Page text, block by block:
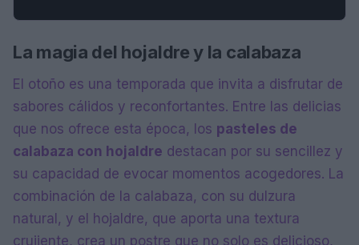
La magia del hojaldre y la calabaza
El otoño es una temporada que invita a disfrutar de
sabores cálidos y reconfortantes. Entre las delicias
que nos ofrece esta época, los pasteles de
calabaza con hojaldre destacan por su sencillez y
su capacidad de evocar momentos acogedores. La
combinación de la calabaza, con su dulzura
natural, y el hojaldre, que aporta una textura
crujiente, crea un postre que no solo es delicioso,